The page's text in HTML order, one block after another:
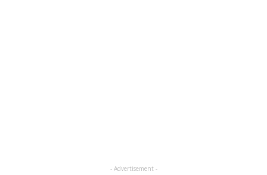
- Advertisement -